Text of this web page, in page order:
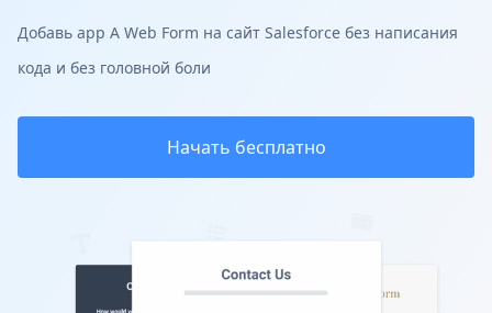
Добавь app A Web Form на сайт Salesforce без написания
кода и без головной боли
Начать бесплатно